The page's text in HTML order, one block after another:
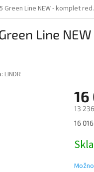
Green Line NEW - komplet
Line
LINDR
16
13
Měrná
16